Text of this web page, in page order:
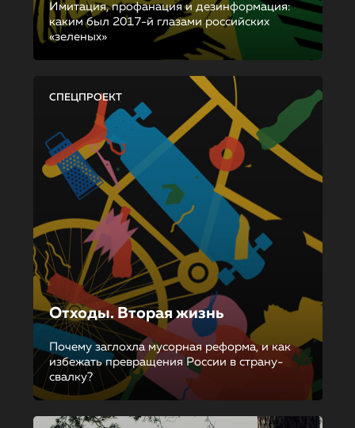
Имитация, профанация и дезинформация:
каким был 2017-й глазами российских
«зеленых»
СПЕЦПРОЕКТ
Отходы. Вторая жизнь
Почему заглохла мусорная реформа, и как
избежать превращения России в страну-
свалку?